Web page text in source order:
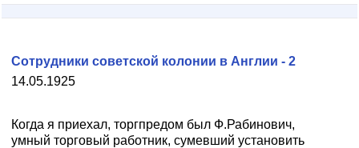
14.05.1925
Сотрудники советской колонии в Англии - 2
Когда я приехал, торгпредом был Ф.Рабинович,
умный торговый работник, сумевший установить